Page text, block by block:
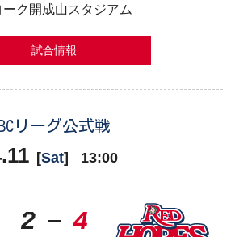
ーク開成山スタジアム
試合情報
BCリーグ公式戦
[Sat] 13:00
2 4